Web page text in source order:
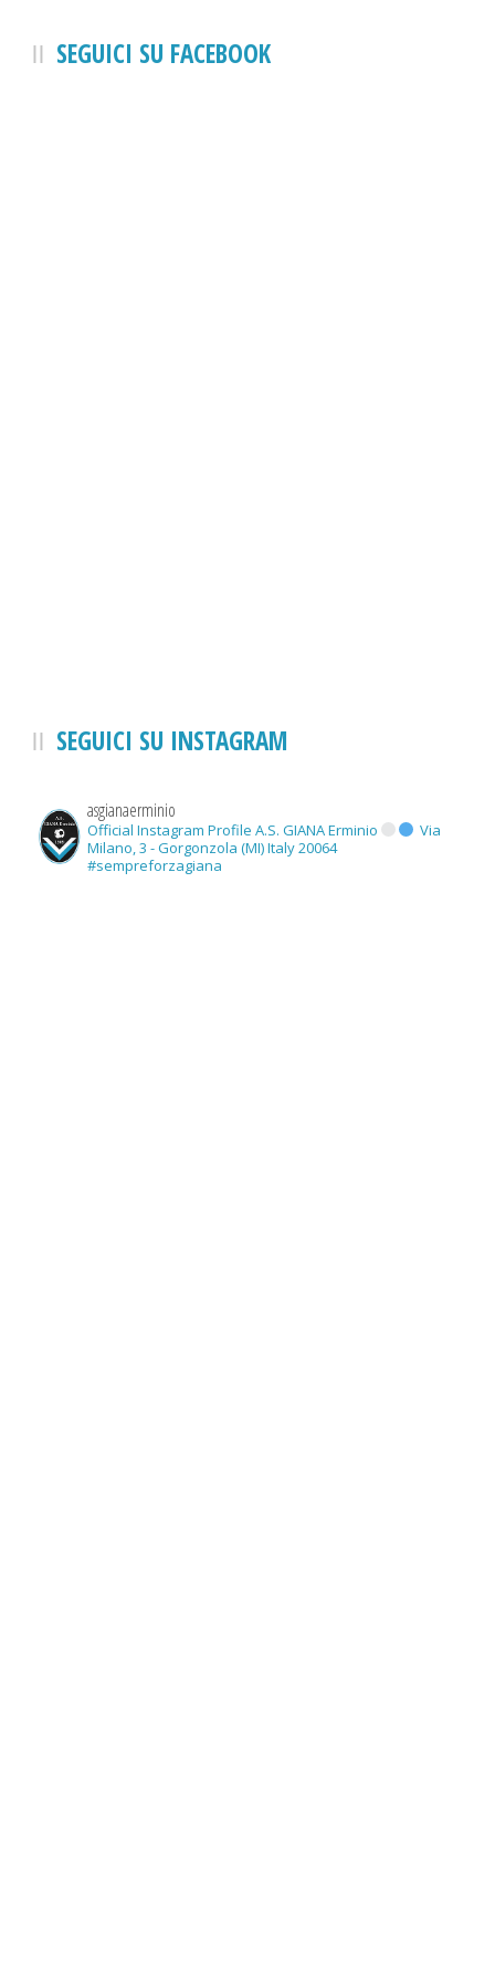
SEGUICI SU FACEBOOK
SEGUICI SU INSTAGRAM
asgianaerminio
Official Instagram Profile A.S. GIANA Erminio
Via
Milano, 3 - Gorgonzola (MI) Italy 20064
#sempreforzagiana